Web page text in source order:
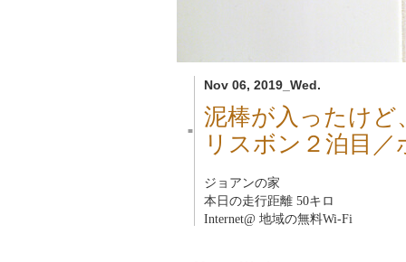
Nov 06, 2019_Wed.
■
泥棒が入ったけ
リスボン２泊目
ジョアンの家
本日の走行距離 50キロ
Internet@ 地域の無料Wi-Fi